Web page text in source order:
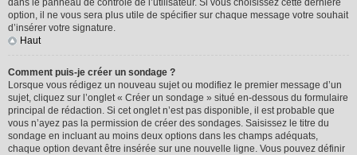
dans le panneau de contrôle de l’utilisateur. Si vous choisissez cette dernière
option, il ne vous sera plus utile de spécifier sur chaque message votre souhait
d’insérer votre signature.
Haut
Comment puis-je créer un sondage ?
Lorsque vous rédigez un nouveau sujet ou modifiez le premier message d’un
sujet, cliquez sur l’onglet « Créer un sondage » situé en-dessous du formulaire
principal de rédaction. Si cet onglet n’est pas disponible, il est probable que
vous n’ayez pas la permission de créer des sondages. Saisissez le titre du
sondage en incluant au moins deux options dans les champs adéquats,
chaque option devant être insérée sur une nouvelle ligne. Vous pouvez définir